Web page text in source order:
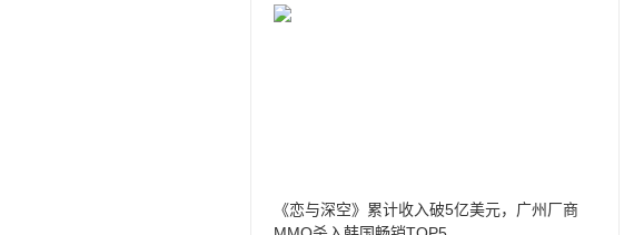
《恋与深空》累计收入破5亿美元，广州厂商